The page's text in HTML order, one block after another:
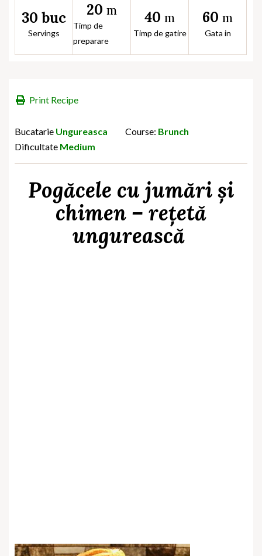
30 buc
Servings
20 m
Timp de
preparare
40 m
Timp de gatire
60 m
Gata in
Print Recipe
Bucatarie Ungureasca Course: Brunch
Dificultate Medium
Pogăcele cu jumări și
chimen – rețetă
ungurească